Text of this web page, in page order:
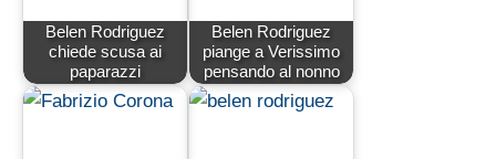
Belen Rodriguez
chiede scusa ai
paparazzi
Belen Rodriguez
piange a Verissimo
pensando al nonno